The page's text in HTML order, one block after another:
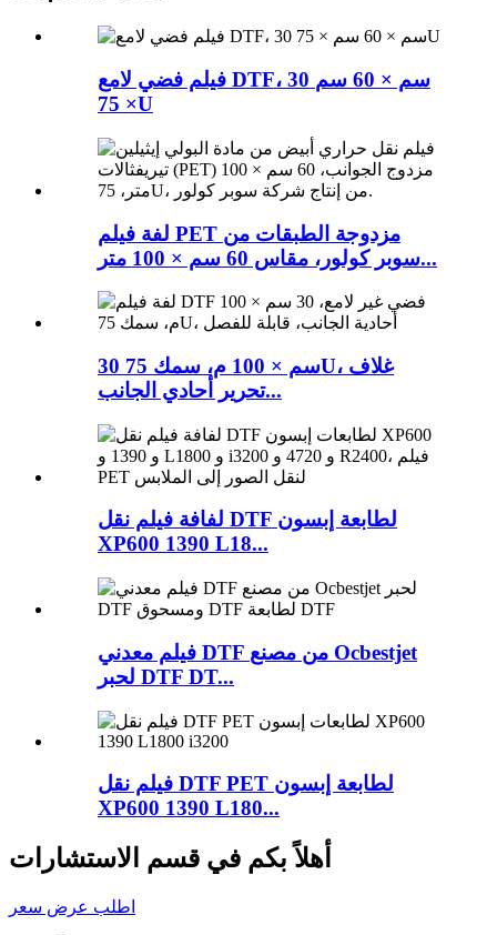
فيلم فضي لامع DTF، 30 سم × 60 سم
× 75U
لفة فيلم PET مزدوجة الطبقات من
سوبر كولور، مقاس 60 سم × 100 متر...
30 سم × 100 م، سمك 75U، غلاف
تحرير أحادي الجانب...
لفافة فيلم نقل DTF لطابعة إبسون
XP600 1390 L18...
فيلم معدني DTF من مصنع Ocbestjet
لحبر DTF DT...
فيلم نقل DTF PET لطابعة إبسون
XP600 1390 L180...
أهلاً بكم في قسم الاستشارات
اطلب عرض سعر